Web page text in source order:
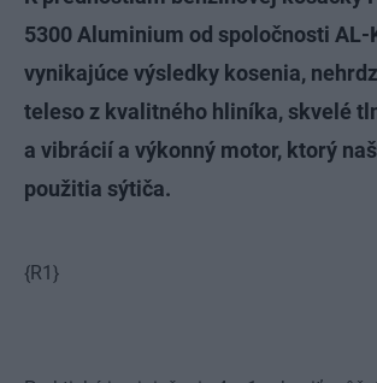
5300 Aluminium od spoločnosti AL-
vynikajúce výsledky kosenia,
teleso z kvalitného hliníka, skvelé
a vibrácií a výkonný motor, ktorý
použitia sýtiča.
{R1}